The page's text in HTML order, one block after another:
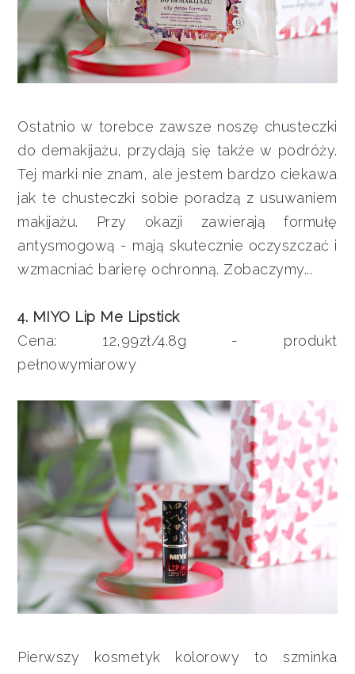
Ostatnio w torebce zawsze noszę chusteczki
do demakijażu, przydają się także w podróży.
Tej marki nie znam, ale jestem bardzo ciekawa
jak te chusteczki sobie poradzą z usuwaniem
makijażu. Przy okazji zawierają formułę
antysmogową - mają skutecznie oczyszczać i
wzmacniać barierę ochronną. Zobaczymy...
4. MIYO Lip Me Lipstick
Cena: 12,99zł/4.8g - produkt
pełnowymiarowy
Pierwszy kosmetyk kolorowy to szminka